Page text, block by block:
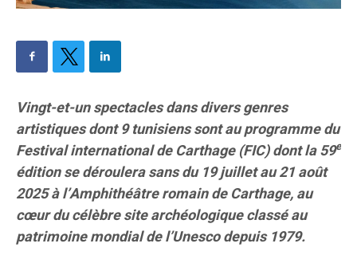
Vingt-et-un spectacles dans divers genres
artistiques dont 9 tunisiens sont au programme du
Festival international de Carthage (FIC) dont la 59e
édition se déroulera sans du 19 juillet au 21 août
2025 à l’Amphithéâtre romain de Carthage, au
cœur du célèbre site archéologique classé au
patrimoine mondial de l’Unesco depuis 1979.